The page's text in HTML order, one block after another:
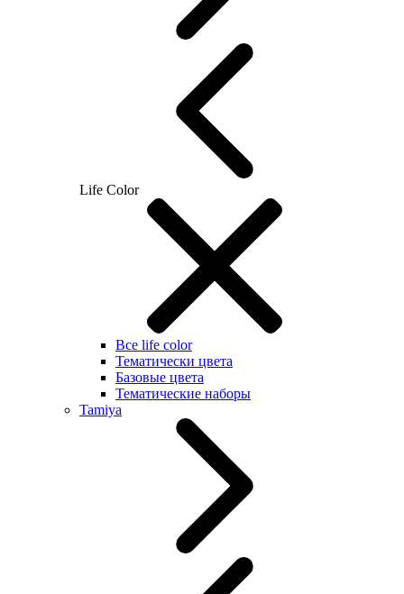
Life Color
Все life color
Тематически цвета
Базовые цвета
Тематические наборы
Tamiya